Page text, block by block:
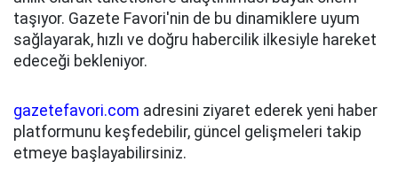
taşıyor. Gazete Favori'nin de bu dinamiklere uyum
sağlayarak, hızlı ve doğru habercilik ilkesiyle hareket
edeceği bekleniyor.
gazetefavori.com adresini ziyaret ederek yeni haber
platformunu keşfedebilir, güncel gelişmeleri takip
etmeye başlayabilirsiniz.